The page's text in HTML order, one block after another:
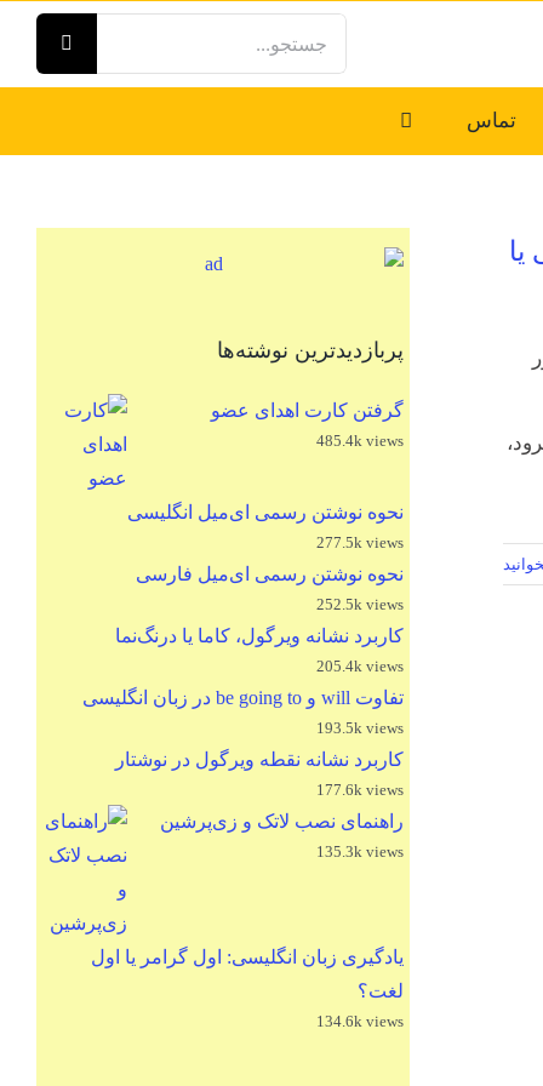
تماس
پربازدیدترین نوشته‌ها
گرفتن کارت اهدای عضو
485.4k views
نحوه نوشتن رسمی ای‌میل انگلیسی
277.5k views
نحوه نوشتن رسمی ای‌میل فارسی
252.5k views
کاربرد نشانه ویرگول، کاما یا درنگ‌نما
205.4k views
تفاوت will و be going to در زبان انگلیسی
193.5k views
کاربرد نشانه نقطه ویرگول در نوشتار
177.6k views
راهنمای نصب لاتک و زی‌پرشین
135.3k views
یادگیری زبان انگلیسی: اول گرامر یا اول
لغت؟
134.6k views